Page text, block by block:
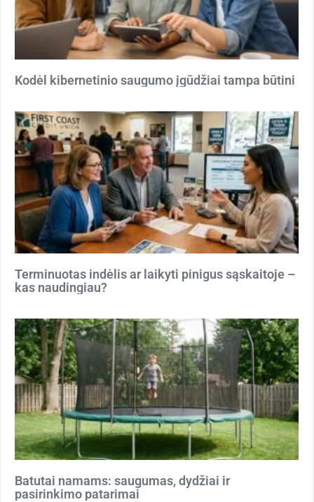
Kodėl kibernetinio saugumo įgūdžiai tampa būtini
Terminuotas indėlis ar laikyti pinigus sąskaitoje –
kas naudingiau?
Batutai namams: saugumas, dydžiai ir
pasirinkimo patarimai